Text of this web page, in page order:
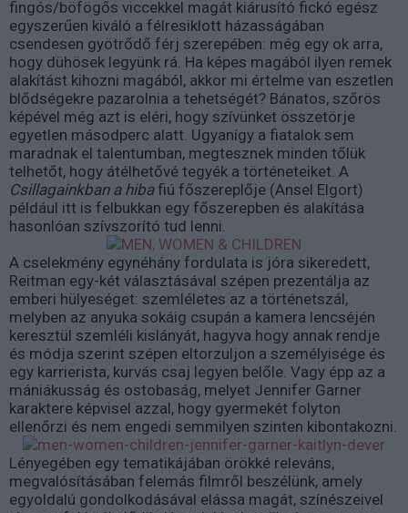
fingós/böfögős viccekkel magát kiárusító fickó egész
egyszerűen kiváló a félresiklott házasságában
csendesen gyötrődő férj szerepében: még egy ok arra,
hogy dühösek legyünk rá. Ha képes magából ilyen remek
alakítást kihozni magából, akkor mi értelme van eszetlen
blődségekre pazarolnia a tehetségét? Bánatos, szőrös
képével még azt is eléri, hogy szívünket összetörje
egyetlen másodperc alatt. Ugyanígy a fiatalok sem
maradnak el talentumban, megtesznek minden tőlük
telhetőt, hogy átélhetővé tegyék a történeteiket. A
Csillagainkban a hibafiú főszereplője (Ansel Elgort)
például itt is felbukkan egy főszerepben és alakítása
hasonlóan szívszorító tud lenni.
A cselekmény egynéhány fordulata is jóra sikeredett,
Reitman egy-két választásával szépen prezentálja az
emberi hülyeséget: szemléletes az a történetszál,
melyben az anyuka sokáig csupán a kamera lencséjén
keresztül szemléli kislányát, hagyva hogy annak rendje
és módja szerint szépen eltorzuljon a személyisége és
egy karrierista, kurvás csaj legyen belőle. Vagy épp az a
mániákusság és ostobaság, melyet Jennifer Garner
karaktere képvisel azzal, hogy gyermekét folyton
ellenőrzi és nem engedi semmilyen szinten kibontakozni.
Lényegében egy tematikájában örökké releváns,
megvalósításában felemás filmről beszélünk, amely
egyoldalú gondolkodásával elássa magát, színészeivel